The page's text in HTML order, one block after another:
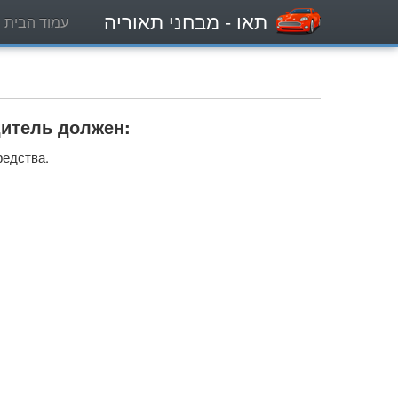
תאו - מבחני תאוריה עמוד הבית
должен: